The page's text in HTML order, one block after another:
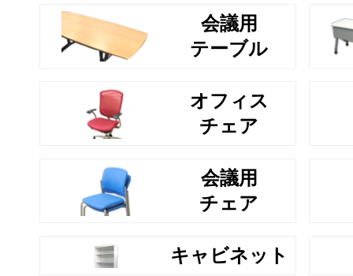
会議用
テーブル
オフィス
チェア
会議用
チェア
キャビネット